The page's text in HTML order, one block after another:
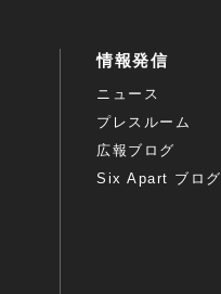
情報発信
ニュース
プレスルーム
広報ブログ
Six Apart ブログ